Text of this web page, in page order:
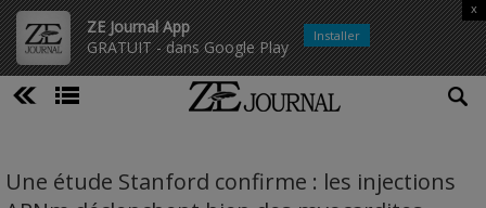
ZE Journal App
GRATUIT - dans Google Play
x
Installer
Une étude Stanford confirme : les injections